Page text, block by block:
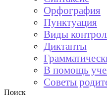
Орфография
Пунктуация
Виды
Диктанты
В помощь
Советы
Поиск